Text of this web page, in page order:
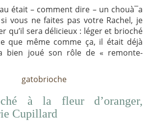
était – comment dire – un chouà¯a
vous ne faites pas votre Rachel, je
qu’il sera délicieux : léger et brioché
que même comme ça, il était déjà
bien joué son rôle de « remonte-
à la fleur d’oranger,
Cupillard